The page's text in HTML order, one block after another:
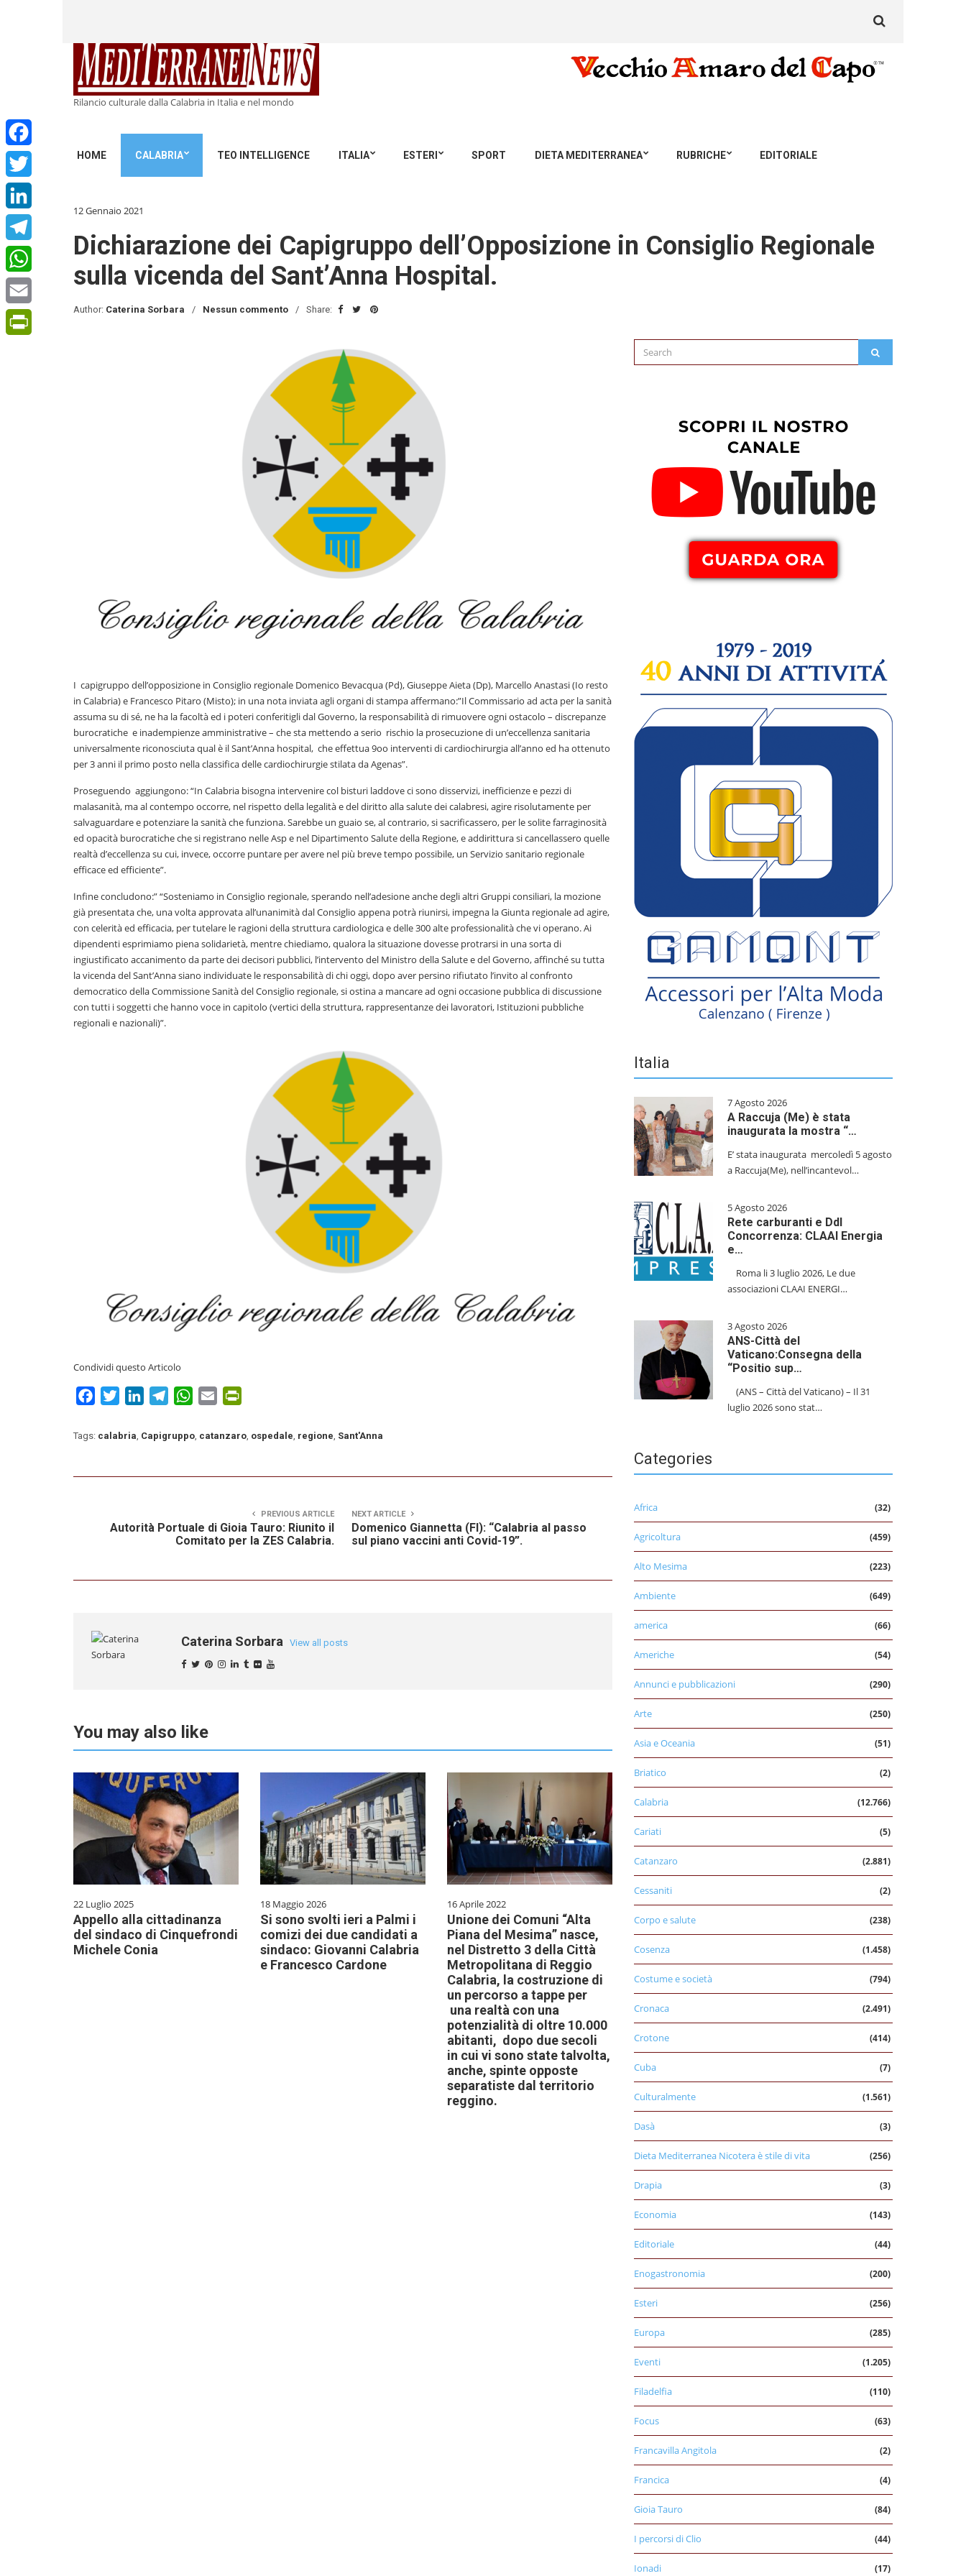
Rilancio culturale dalla Calabria in Italia e nel mondo
HOME CALABRIA TEO INTELLIGENCE ITALIA ESTERI SPORT DIETA MEDITERRANEA RUBRICHE EDITORIALE
for:
Facebook
Twitter
LinkedIn
Telegram
WhatsApp
Email
12 Gennaio 2021
Dichiarazione dei Capigruppo dell’Opposizione in Consiglio Regionale
sulla vicenda del Sant’Anna Hospital.
Author: Caterina Sorbara Nessun commento Share:
I capigruppo dell’opposizione in Consiglio regionale Domenico Bevacqua (Pd), Giuseppe Aieta (Dp), Marcello Anastasi (Io resto
in Calabria) e Francesco Pitaro (Misto); in una nota inviata agli organi di stampa affermano:”Il Commissario ad acta per la sanità
assuma su di sé, ne ha la facoltà ed i poteri conferitigli dal Governo, la responsabilità di rimuovere ogni ostacolo – discrepanze
burocratiche e inadempienze amministrative – che sta mettendo a serio rischio la prosecuzione di un’eccellenza sanitaria
universalmente riconosciuta qual è il Sant’Anna hospital, che effettua 9oo interventi di cardiochirurgia all’anno ed ha ottenuto
per 3 anni il primo posto nella classifica delle cardiochirurgie stilata da Agenas”.
Proseguendo aggiungono: “In Calabria bisogna intervenire col bisturi laddove ci sono disservizi, inefficienze e pezzi di
malasanità, ma al contempo occorre, nel rispetto della legalità e del diritto alla salute dei calabresi, agire risolutamente per
salvaguardare e potenziare la sanità che funziona. Sarebbe un guaio se, al contrario, si sacrificassero, per le solite farraginosità
ed opacità burocratiche che si registrano nelle Asp e nel Dipartimento Salute della Regione, e addirittura si cancellassero quelle
realtà d’eccellenza su cui, invece, occorre puntare per avere nel più breve tempo possibile, un Servizio sanitario regionale
efficace ed efficiente”.
Infine concludono:” “Sosteniamo in Consiglio regionale, sperando nell’adesione anche degli altri Gruppi consiliari, la mozione
già presentata che, una volta approvata all’unanimità dal Consiglio appena potrà riunirsi, impegna la Giunta regionale ad agire,
con celerità ed efficacia, per tutelare le ragioni della struttura cardiologica e delle 300 alte professionalità che vi operano. Ai
dipendenti esprimiamo piena solidarietà, mentre chiediamo, qualora la situazione dovesse protrarsi in una sorta di
ingiustificato accanimento da parte dei decisori pubblici, l’intervento del Ministro della Salute e del Governo, affinché su tutta
la vicenda del Sant’Anna siano individuate le responsabilità di chi oggi, dopo aver persino rifiutato l’invito al confronto
democratico della Commissione Sanità del Consiglio regionale, si ostina a mancare ad ogni occasione pubblica di discussione
con tutti i soggetti che hanno voce in capitolo (vertici della struttura, rappresentanze dei lavoratori, Istituzioni pubbliche
regionali e nazionali)”.
Condividi questo Articolo
FacebookTwitterLinkedInTelegramWhatsApp
Email
Tags: calabria Capigruppo catanzaro ospedale regione Sant'Anna
PREVIOUS ARTICLE
Autorità Portuale di Gioia Tauro: Riunito il
Comitato per la ZES Calabria.
NEXT ARTICLE
Domenico Giannetta (FI): “Calabria al passo
sul piano vaccini anti Covid-19”.
Caterina Sorbara View all posts
You may also like
22 Luglio 2025
Appello alla cittadinanza
del sindaco di Cinquefrondi
Michele Conia
18 Maggio 2026
Si sono svolti ieri a Palmi i
comizi dei due candidati a
sindaco: Giovanni Calabria
e Francesco Cardone
16 Aprile 2022
Unione dei Comuni “Alta
Piana del Mesima” nasce,
nel Distretto 3 della Città
Metropolitana di Reggio
Calabria, la costruzione di
un percorso a tappe per
una realtà con una
potenzialità di oltre 10.000
abitanti, dopo due secoli
in cui vi sono state talvolta,
anche, spinte opposte
separatiste dal territorio
reggino.
Search
for:
Italia
7 Agosto 2026
A Raccuja (Me) è stata
inaugurata la mostra “…
E’ stata inaugurata mercoledì 5 agosto
a Raccuja(Me), nell’incantevol…
5 Agosto 2026
Rete carburanti e Ddl
Concorrenza: CLAAI Energia
e…
​Roma li 3 luglio 2026, Le due
associazioni CLAAI ENERGI…
3 Agosto 2026
ANS-Città del
Vaticano:Consegna della
“Positio sup…
(ANS – Città del Vaticano) – Il 31
luglio 2026 sono stat…
Categories
Africa (32)
Agricoltura (459)
Alto Mesima (223)
Ambiente (649)
america (66)
Americhe (54)
Annunci e pubblicazioni (290)
Arte (250)
Asia e Oceania (51)
Briatico (2)
Calabria (12.766)
Cariati (5)
Catanzaro (2.881)
Cessaniti (2)
Corpo e salute (238)
Cosenza (1.458)
Costume e società (794)
Cronaca (2.491)
Crotone (414)
Cuba (7)
Culturalmente (1.561)
Dasà (3)
Dieta Mediterranea Nicotera è stile di vita (256)
Drapia (3)
Economia (143)
Editoriale (44)
Enogastronomia (200)
Esteri (256)
Europa (285)
Eventi (1.205)
Filadelfia (110)
Focus (63)
Francavilla Angitola (2)
Francica (4)
Gioia Tauro (84)
I percorsi di Clio (44)
Ionadi (17)